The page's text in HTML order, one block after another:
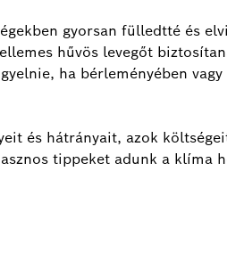
gyorsan fülledtté és
hűvös levegőt
ha bérleményében
és hátrányait, azok
tippeket adunk a klíma